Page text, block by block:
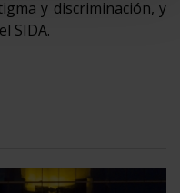
y discriminación, y
SIDA.